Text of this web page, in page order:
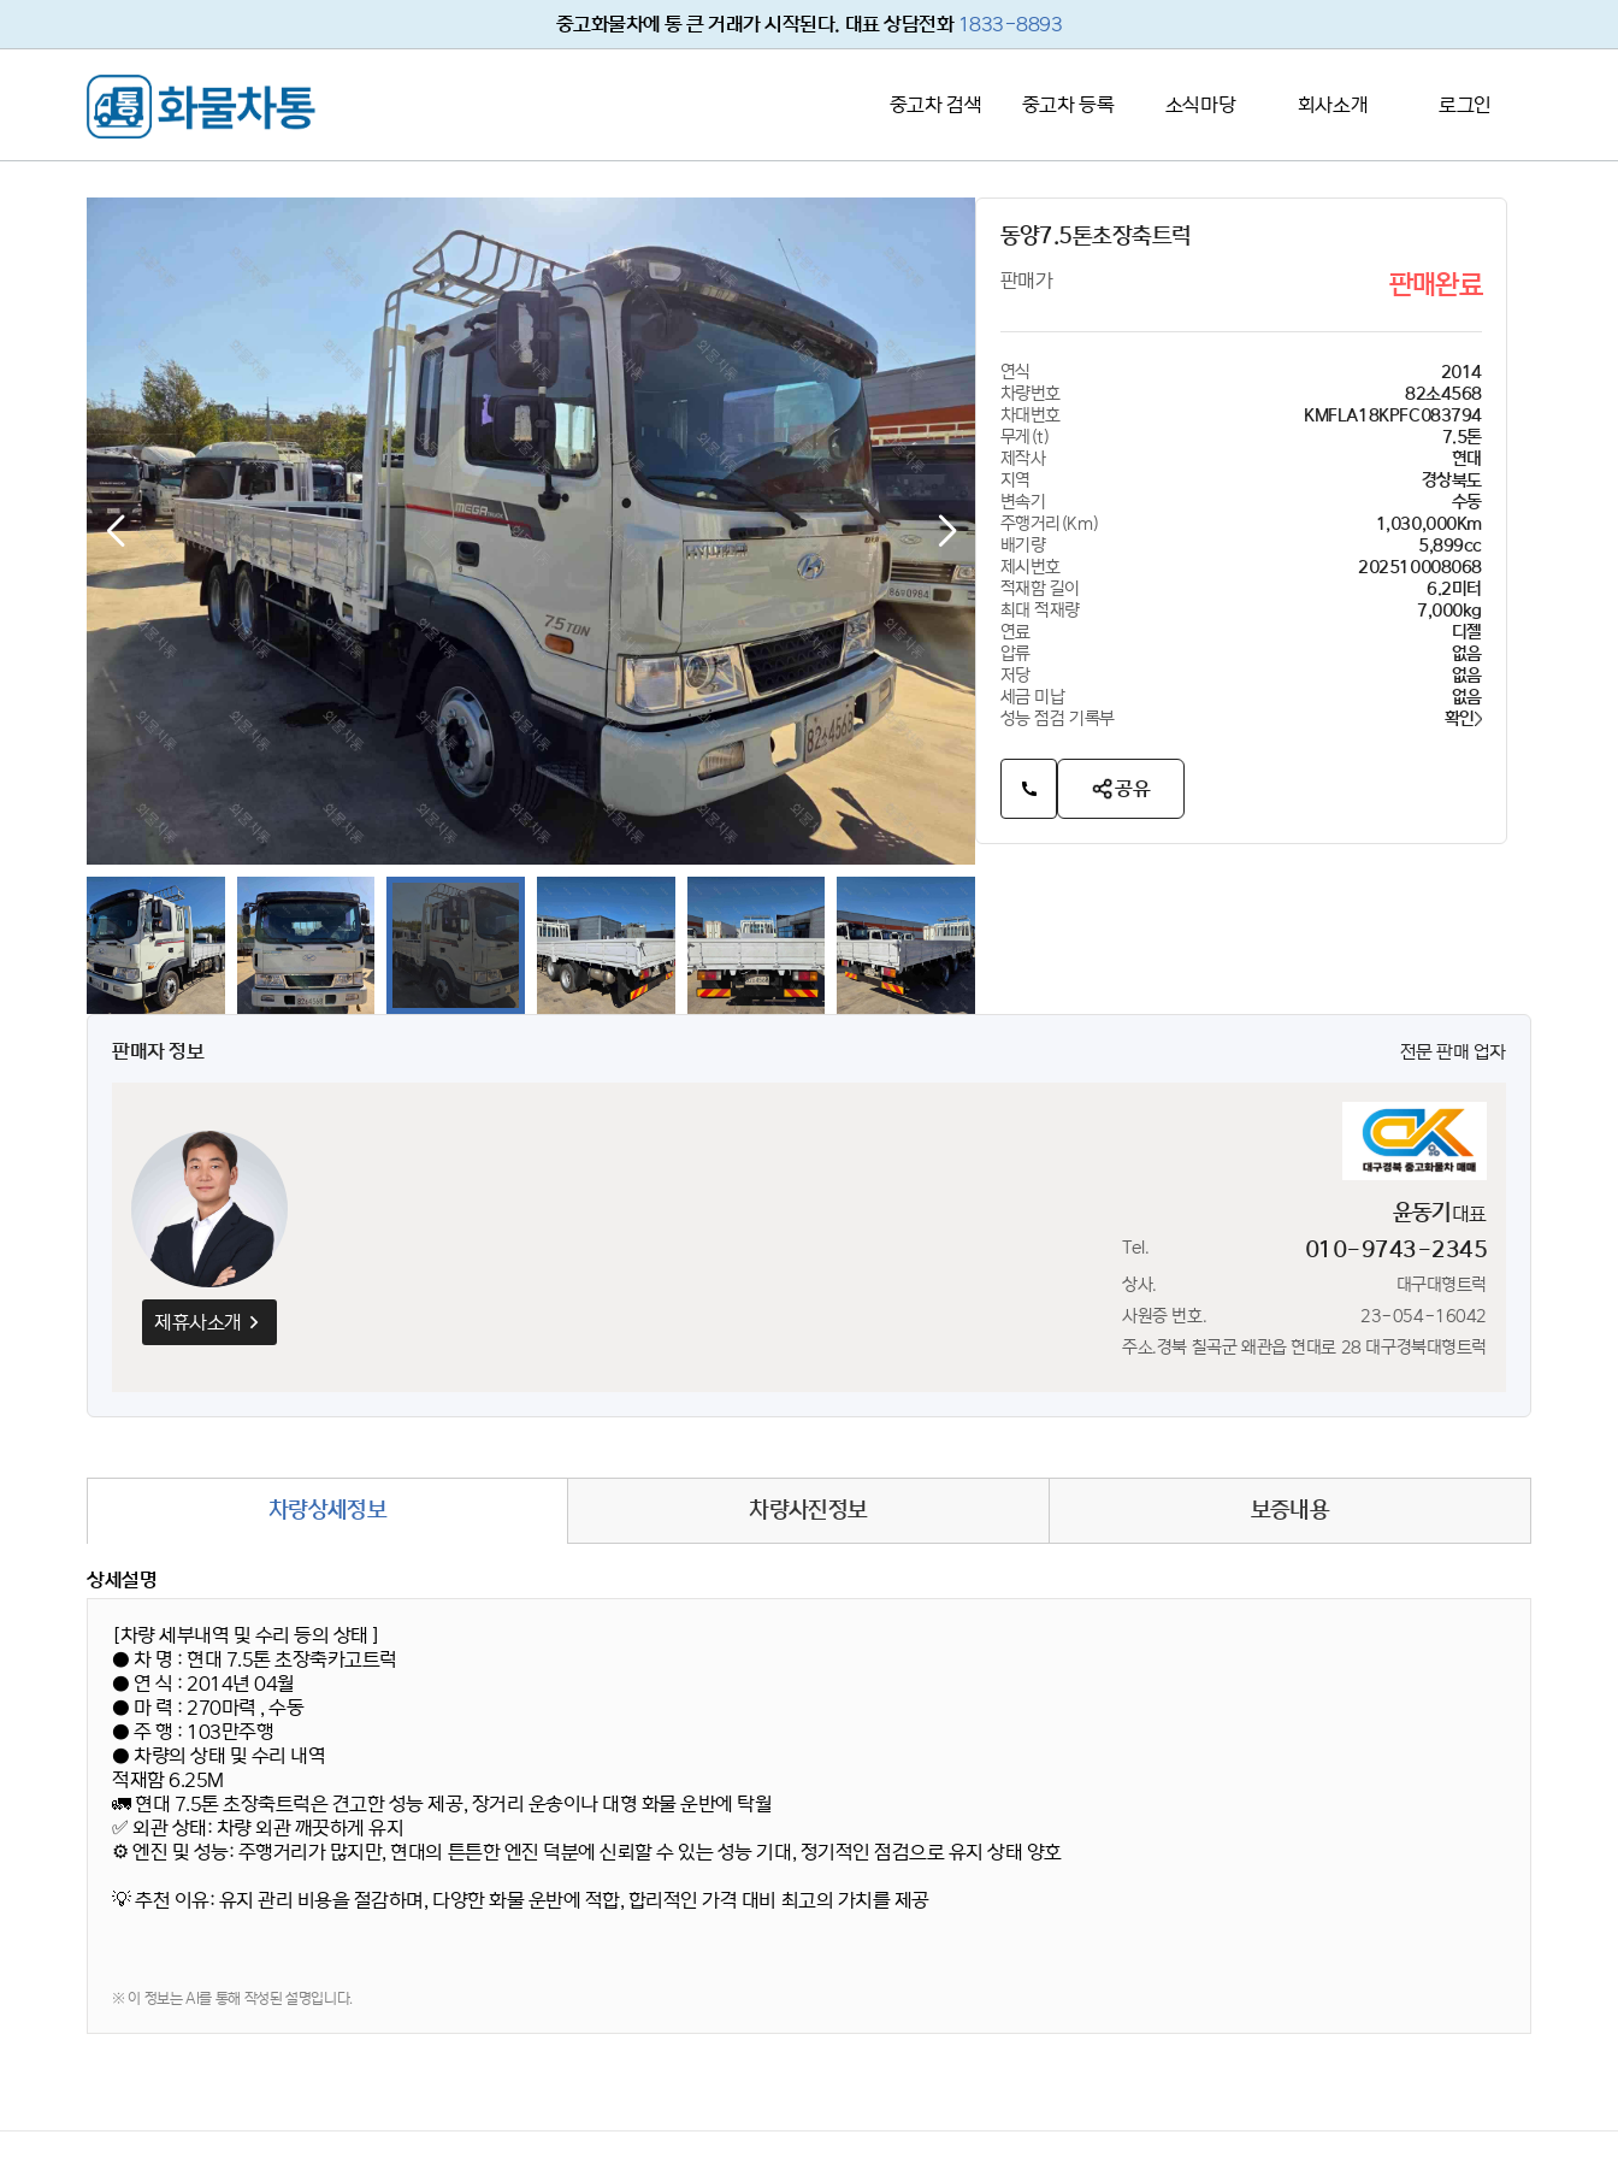
중고화물차에 통 큰 거래가 시작된다. 대표 상담전화 1833-8893
중고차 검색 중고차 등록 소식마당 회사소개 로그인
동양7.5톤초장축트럭
판매가 판매완료
연식
2014
차량번호
82소4568
차대번호
KMFLA18KPFC083794
무게(t)
7.5톤
제작사
현대
지역
경상북도
변속기
수동
주행거리(Km)
1,030,000Km
배기량
5,899cc
제시번호
202510008068
적재함 길이
6.2미터
최대 적재량
7,000kg
연료
디젤
압류
없음
저당
없음
세금 미납
없음
성능 점검 기록부
확인
공유
판매자 정보 전문 판매 업자
제휴사소개
윤동기 대표
Tel. 010-9743-2345
상사.
대구대형트럭
사원증 번호.
23-054-16042
주소.경북 칠곡군 왜관읍 현대로 28 대구경북대형트럭
차량상세정보 차량사진정보 보증내용
상세설명
[차량 세부내역 및 수리 등의 상태 ]
● 차 명 : 현대 7.5톤 초장축카고트럭
● 연 식 : 2014년 04월
● 마 력 : 270마력 , 수동
● 주 행 : 103만주행
● 차량의 상태 및 수리 내역
적재함 6.25M
🚛 현대 7.5톤 초장축트럭은 견고한 성능 제공, 장거리 운송이나 대형 화물 운반에 탁월
✅외관 상태: 차량 외관 깨끗하게 유지
⚙️엔진 및 성능: 주행거리가 많지만, 현대의 튼튼한 엔진 덕분에 신뢰할 수 있는 성능 기대, 정기적인 점검으로 유지 상태 양호
💡추천 이유: 유지 관리 비용을 절감하며, 다양한 화물 운반에 적합, 합리적인 가격 대비 최고의 가치를 제공
※ 이 정보는 AI를 통해 작성된 설명입니다.